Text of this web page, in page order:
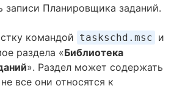
записи Планировщика заданий.
командой taskschd.msc и
раздела «Библиотека
». Раздел может содержать
все они относятся к